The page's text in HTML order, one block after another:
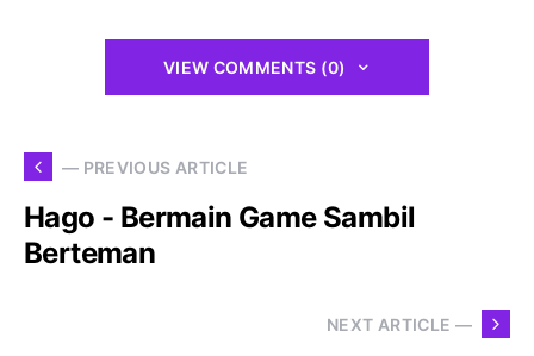
VIEW COMMENTS (0)
— PREVIOUS ARTICLE
Hago - Bermain Game Sambil
Berteman
NEXT ARTICLE —